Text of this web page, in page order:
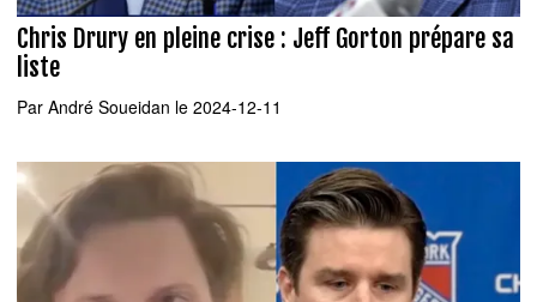
Chris Drury en pleine crise : Jeff Gorton prépare sa
liste
Par André Soueidan le 2024-12-11